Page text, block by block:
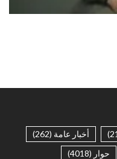
أخبار عامة (262)
حوار (4018)